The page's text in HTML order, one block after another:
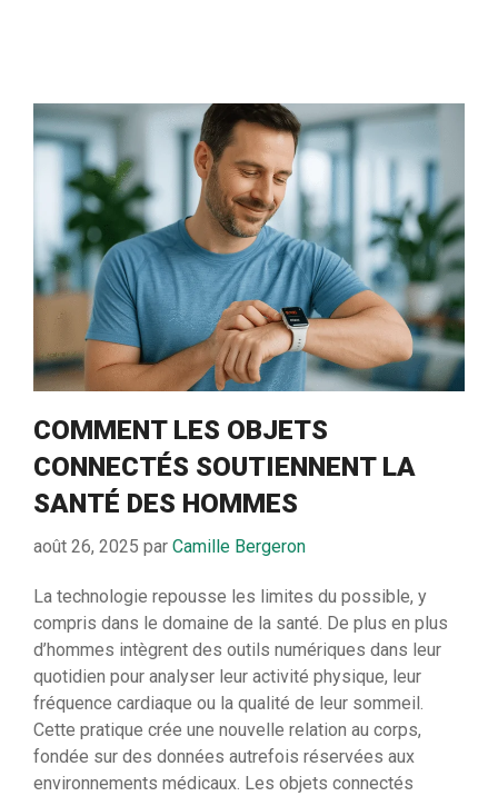
COMMENT LES OBJETS
CONNECTÉS SOUTIENNENT LA
SANTÉ DES HOMMES
août 26, 2025 par Camille Bergeron
La technologie repousse les limites du possible, y
compris dans le domaine de la santé. De plus en plus
d’hommes intègrent des outils numériques dans leur
quotidien pour analyser leur activité physique, leur
fréquence cardiaque ou la qualité de leur sommeil.
Cette pratique crée une nouvelle relation au corps,
fondée sur des données autrefois réservées aux
environnements médicaux. Les objets connectés